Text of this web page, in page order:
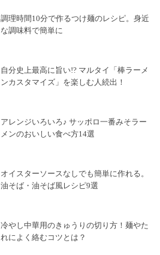
調理時間10分で作るつけ麺のレシピ。身近
な調味料で簡単に
自分史上最高に旨い!? マルタイ「棒ラーメ
ンカスタマイズ」を楽しむ人続出！
アレンジいろいろ♪ サッポロ一番みそラー
メンのおいしい食べ方14選
オイスターソースなしでも簡単に作れる。
油そば・油そば風レシピ9選
冷やし中華用のきゅうりの切り方！麺やた
れによく絡むコツとは？